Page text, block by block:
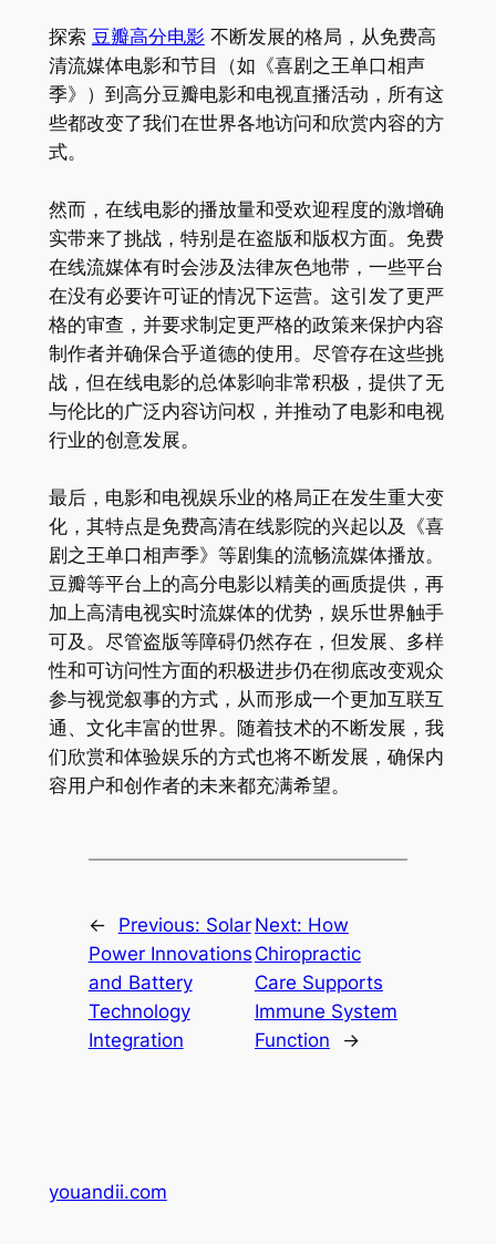
探索 豆瓣高分电影 不断发展的格局，从免费高
清流媒体电影和节目（如《喜剧之王单口相声
季》）到高分豆瓣电影和电视直播活动，所有这
些都改变了我们在世界各地访问和欣赏内容的方
式。
然而，在线电影的播放量和受欢迎程度的激增确
实带来了挑战，特别是在盗版和版权方面。免费
在线流媒体有时会涉及法律灰色地带，一些平台
在没有必要许可证的情况下运营。这引发了更严
格的审查，并要求制定更严格的政策来保护内容
制作者并确保合乎道德的使用。尽管存在这些挑
战，但在线电影的总体影响非常积极，提供了无
与伦比的广泛内容访问权，并推动了电影和电视
行业的创意发展。
最后，电影和电视娱乐业的格局正在发生重大变
化，其特点是免费高清在线影院的兴起以及《喜
剧之王单口相声季》等剧集的流畅流媒体播放。
豆瓣等平台上的高分电影以精美的画质提供，再
加上高清电视实时流媒体的优势，娱乐世界触手
可及。尽管盗版等障碍仍然存在，但发展、多样
性和可访问性方面的积极进步仍在彻底改变观众
参与视觉叙事的方式，从而形成一个更加互联互
通、文化丰富的世界。随着技术的不断发展，我
们欣赏和体验娱乐的方式也将不断发展，确保内
容用户和创作者的未来都充满希望。
← Previous: Solar
Power Innovations
and Battery
Technology
Integration
Next: How
Chiropractic
Care Supports
Immune System
Function
→
youandii.com